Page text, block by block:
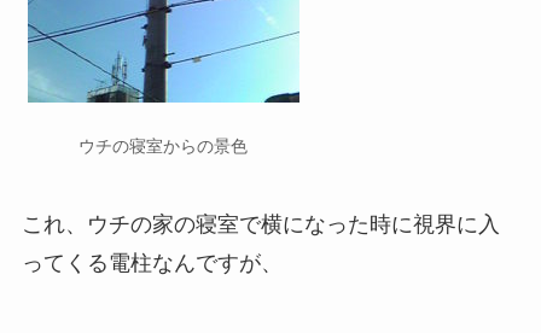
ウチの寝室からの景色
これ、ウチの家の寝室で横になった時に視界に入
ってくる電柱なんですが、